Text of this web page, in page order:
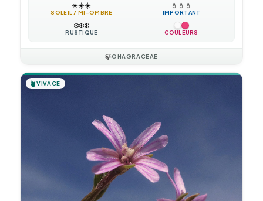
☀️☀️☀️
SOLEIL / MI-OMBRE
💧 💧 💧
IMPORTANT
❄️❄️❄️
RUSTIQUE COULEURS
🍃ONAGRACEAE
🪴VIVACE